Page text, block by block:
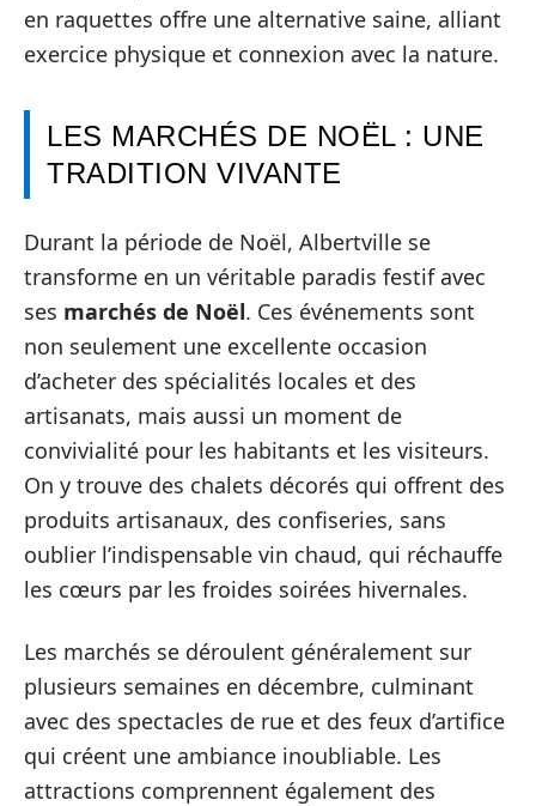
en raquettes offre une alternative saine, alliant
exercice physique et connexion avec la nature.
LES MARCHÉS DE NOËL : UNE
TRADITION VIVANTE
Durant la période de Noël, Albertville se
transforme en un véritable paradis festif avec
ses marchés de Noël. Ces événements sont
non seulement une excellente occasion
d’acheter des spécialités locales et des
artisanats, mais aussi un moment de
convivialité pour les habitants et les visiteurs.
On y trouve des chalets décorés qui offrent des
produits artisanaux, des confiseries, sans
oublier l’indispensable vin chaud, qui réchauffe
les cœurs par les froides soirées hivernales.
Les marchés se déroulent généralement sur
plusieurs semaines en décembre, culminant
avec des spectacles de rue et des feux d’artifice
qui créent une ambiance inoubliable. Les
attractions comprennent également des